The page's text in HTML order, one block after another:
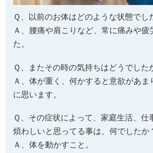
た。
Ｑ、またその時の気持ちはどうでした
Ａ、体が重く、何かすると意欲があま
Ｑ、その症状によって、家庭生活、仕
煩わしいと思ってる事は、何でしたか？
Ｑ、それに対して何か対処はしました
いかがでしたか。